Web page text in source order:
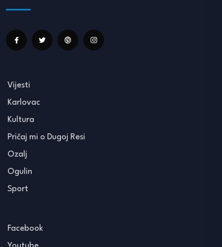
Vijesti
Karlovac
Kultura
Pričaj mi o Dugoj Resi
Ozalj
Ogulin
Sport
Facebook